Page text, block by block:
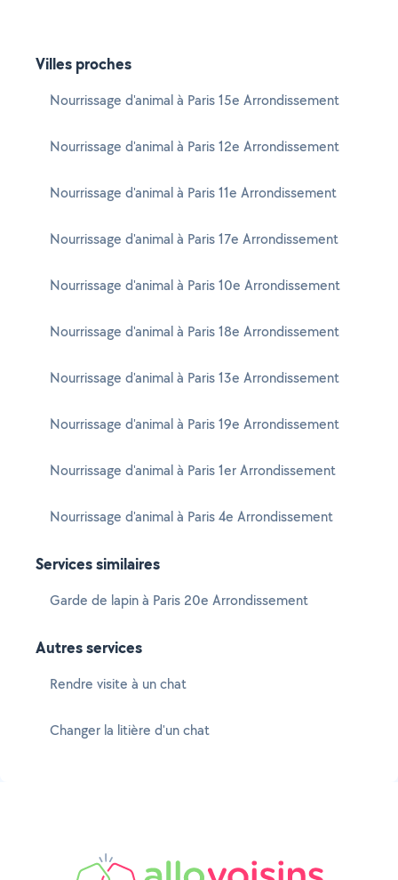
Villes proches
Nourrissage d'animal à Paris 15e Arrondissement
Nourrissage d'animal à Paris 12e Arrondissement
Nourrissage d'animal à Paris 11e Arrondissement
Nourrissage d'animal à Paris 17e Arrondissement
Nourrissage d'animal à Paris 10e Arrondissement
Nourrissage d'animal à Paris 18e Arrondissement
Nourrissage d'animal à Paris 13e Arrondissement
Nourrissage d'animal à Paris 19e Arrondissement
Nourrissage d'animal à Paris 1er Arrondissement
Nourrissage d'animal à Paris 4e Arrondissement
Services similaires
Garde de lapin à Paris 20e Arrondissement
Autres services
Rendre visite à un chat
Changer la litière d'un chat